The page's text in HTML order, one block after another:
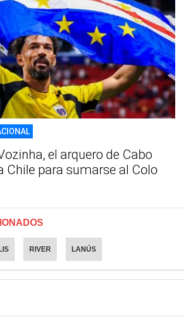
el arquero de Cabo
Chile para sumarse al Colo
RIVER LANÚS